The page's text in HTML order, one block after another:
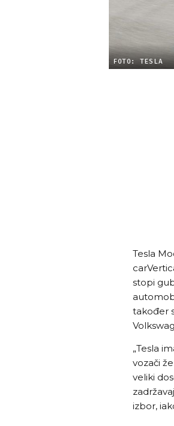
FOTO: TESLA
Tesla
stopi
također
„Tesla
vozači
veliki
izbor,